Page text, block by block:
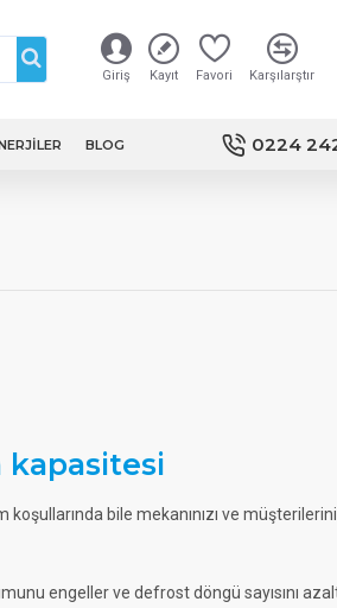
Giriş Kayıt Favori Karşılarştır
BLOG
0224
kapasitesi
koşullarında bile mekanınızı ve
engeller ve defrost döngü sayısını